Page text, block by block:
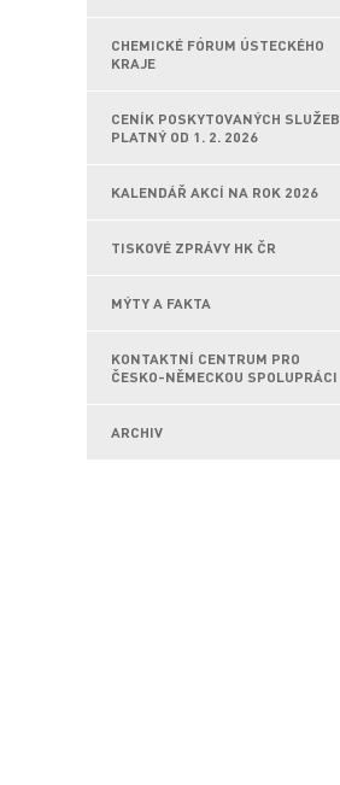
CHEMICKÉ FÓRUM ÚSTECKÉHO
KRAJE
CENÍK POSKYTOVANÝCH SLUŽEB
PLATNÝ OD 1. 2. 2026
KALENDÁŘ AKCÍ NA ROK 2026
TISKOVÉ ZPRÁVY HK ČR
MÝTY A FAKTA
KONTAKTNÍ CENTRUM PRO
ČESKO-NĚMECKOU SPOLUPRÁCI
ARCHIV